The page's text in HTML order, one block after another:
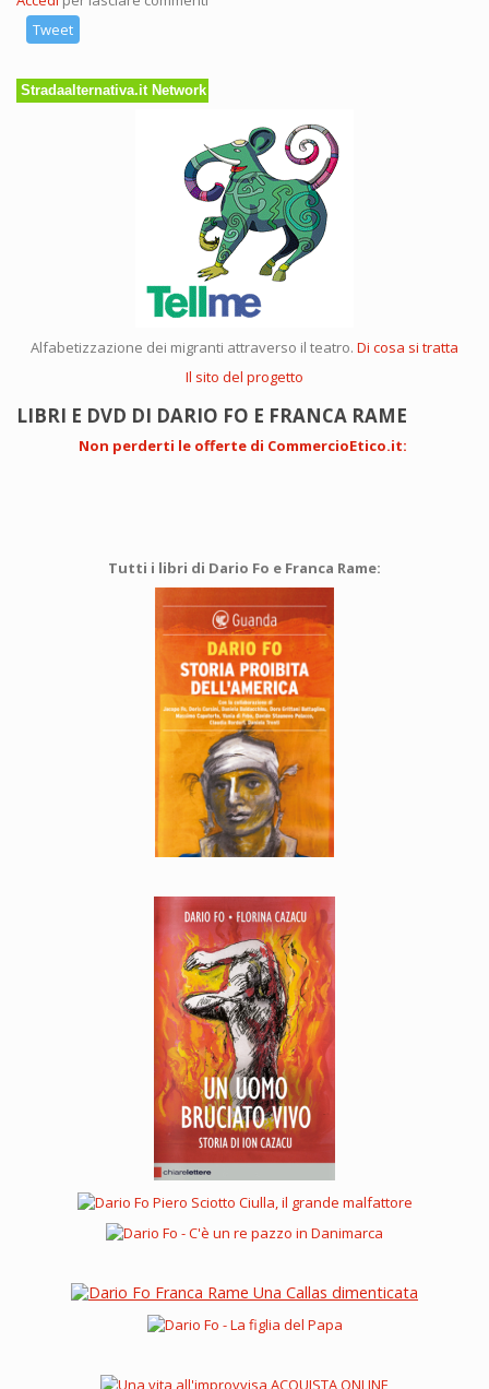
Tweet
Stradaalternativa.it Network
Alfabetizzazione dei migranti attraverso il teatro. Di cosa si tratta
Il sito del progetto
LIBRI E DVD DI DARIO FO E FRANCA RAME
Non perderti le offerte di CommercioEtico.it:
Tutti i libri di Dario Fo e Franca Rame: